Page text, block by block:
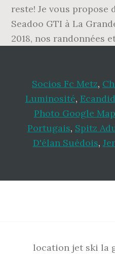
reste! Je vous propose
Seadoo GTI à La
2018, nos randonnées
Socios Fc Metz,
Luminosité,
Photo Google
Portugais, Spitz
D'élan Suédois,
location jet ski la